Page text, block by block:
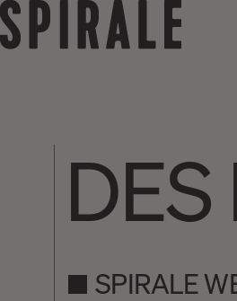
SPIRALE